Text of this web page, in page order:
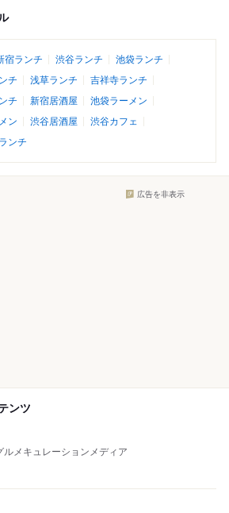
宿ランチ 渋谷ランチ
池袋ランチ
チ 浅草ランチ
吉祥寺ランチ
チ 新宿居酒屋
池袋ラーメン
ン 渋谷居酒屋
渋谷カフェ
ンチ
広告を非表示
ンツ
ルメキュレーションメディア